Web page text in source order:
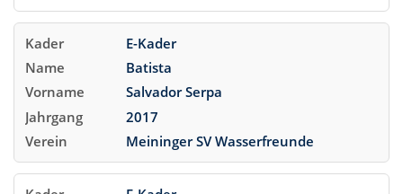
E-Kader
Batista
Salvador Serpa
2017
Meininger SV Wasserfreunde